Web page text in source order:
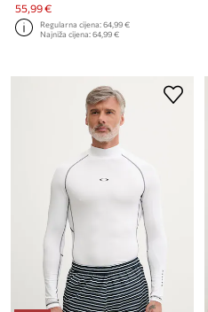
55,99 €
Regularna cijena:64,99 €
Najniža cijena:64,99 €